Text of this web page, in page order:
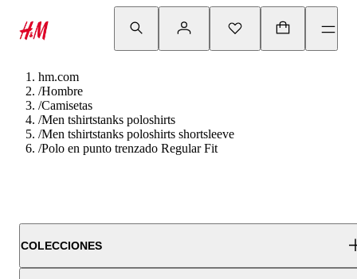
hm.com
/Hombre
/Camisetas
/Men tshirtstanks poloshirts
/Men tshirtstanks poloshirts shortsleeve
/Polo en punto trenzado Regular Fit
COLECCIONES